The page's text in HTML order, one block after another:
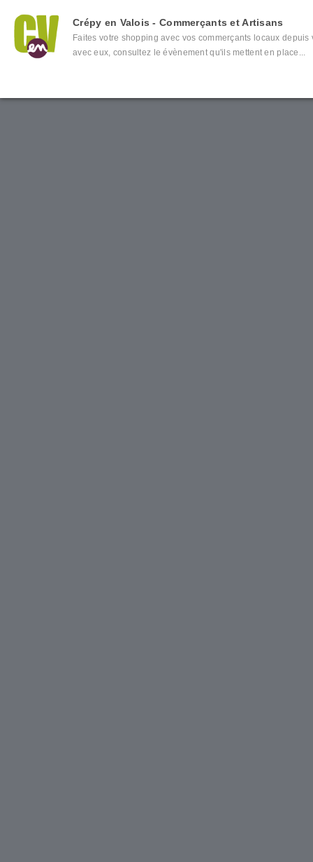
Crépy en Valois - Commerçants et Artisans
Faites votre shopping avec vos commerçants locaux
avec eux, consultez le évènement qu'ils mettent en place...